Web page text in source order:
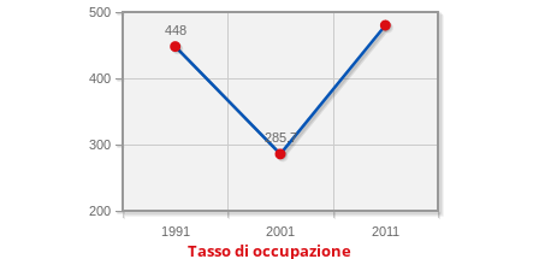
1991 2001 2011
200
300
400
500
285.7
448
Tasso di occupazione